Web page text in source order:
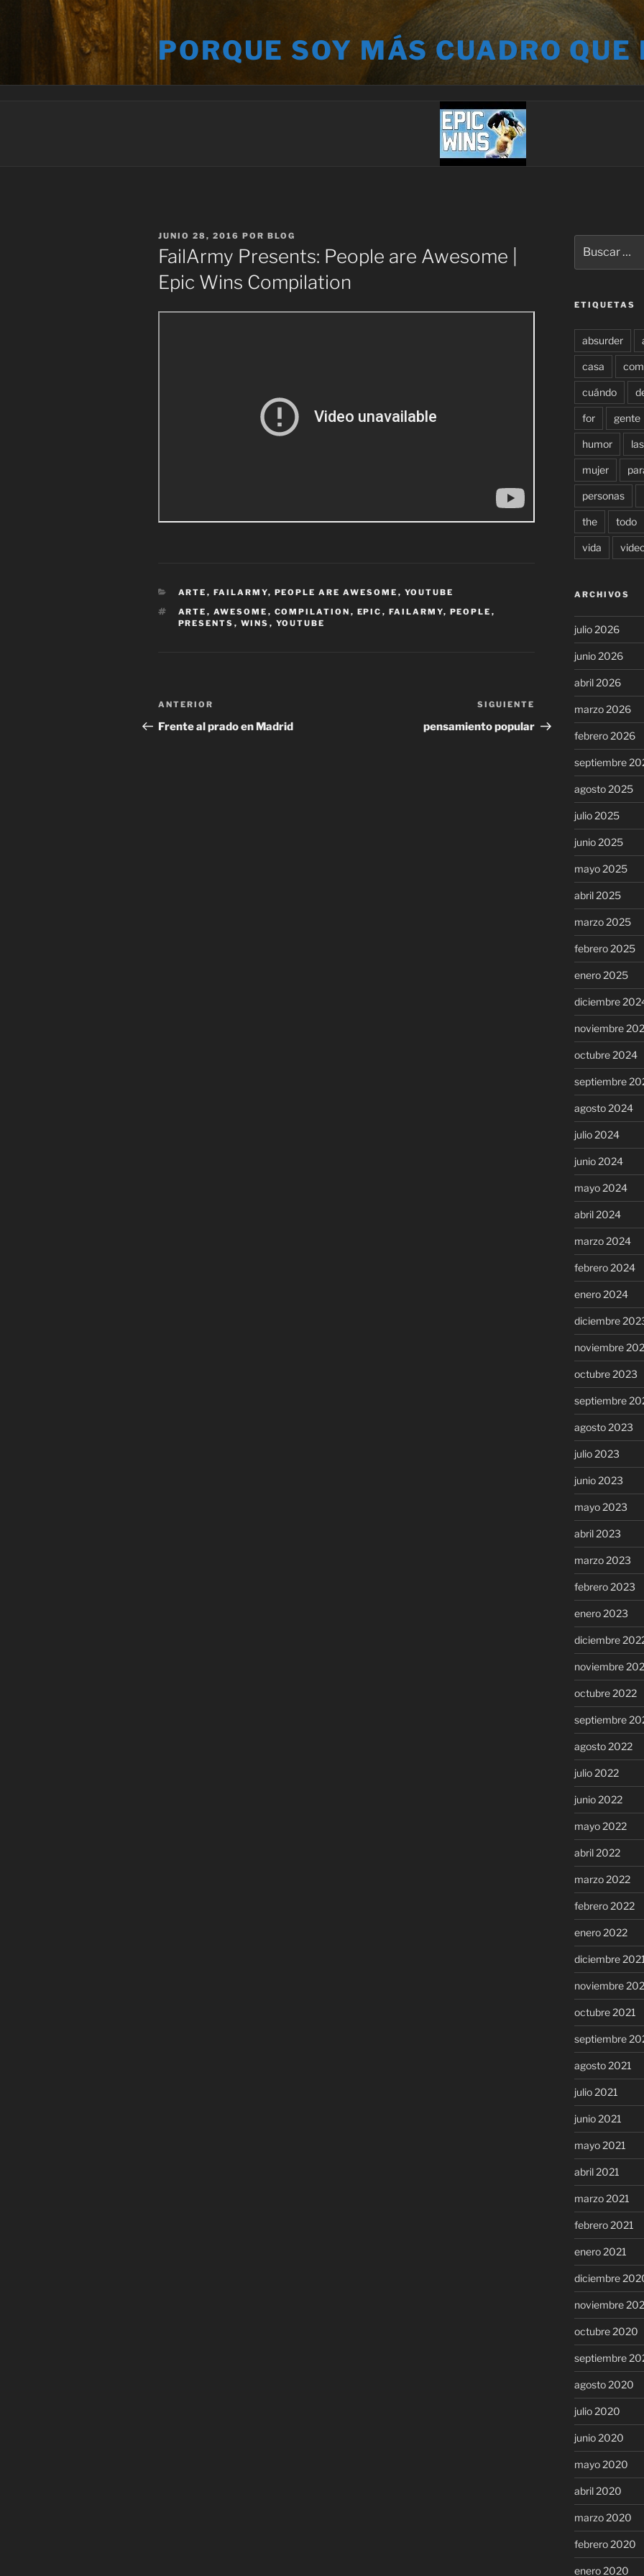
PORQUE SOY MÁS CUADRO QUE
PUBLICADO
EL
JUNIO 28, 2016 POR BLOG
FailArmy Presents: People are Awesome |
Epic Wins Compilation
CATEGORÍAS
ARTE , FAILARMY, PEOPLE ARE AWESOME , YOUTUBE
ETIQUETAS
ARTE , AWESOME , COMPILATION , EPIC , FAILARMY, PEOPLE ,
PRESENTS , WINS , YOUTUBE
Navegación
de
Entrada
anterior:
ANTERIOR
Frente al prado en Madrid
Siguiente
entrada
SIGUIENTE
pensamiento popular
por:
ETIQUETAS
absurder
casa
cuándo
for gente
humor las
mujer
personas
the todo
vida
ARCHIVOS
julio 2026
junio 2026
abril 2026
marzo 2026
febrero 2026
septiembre
agosto 2025
julio 2025
junio 2025
mayo 2025
abril 2025
marzo 2025
febrero 2025
enero 2025
diciembre
noviembre
octubre 2024
septiembre
agosto 2024
julio 2024
junio 2024
mayo 2024
abril 2024
marzo 2024
febrero 2024
enero 2024
diciembre
noviembre
octubre 2023
septiembre
agosto 2023
julio 2023
junio 2023
mayo 2023
abril 2023
marzo 2023
febrero 2023
enero 2023
diciembre
noviembre
octubre 2022
septiembre
agosto 2022
julio 2022
junio 2022
mayo 2022
abril 2022
marzo 2022
febrero 2022
enero 2022
diciembre
noviembre
octubre 2021
septiembre
agosto 2021
julio 2021
junio 2021
mayo 2021
abril 2021
marzo 2021
febrero 2021
enero 2021
diciembre
noviembre
octubre 2020
septiembre
agosto 2020
julio 2020
junio 2020
mayo 2020
abril 2020
marzo 2020
febrero 2020
enero 2020